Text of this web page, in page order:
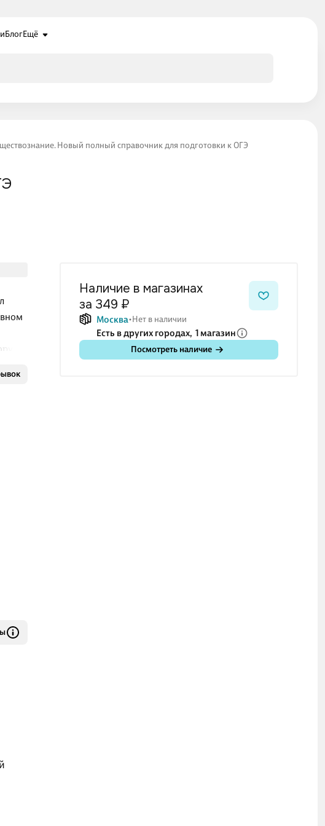
БлогЕщё
Новый полный справочник для подготовки к ОГЭ
Наличие в магазинах
за 349 ₽
Москва Нет в наличии
Есть в других городах, 1 магазин
Посмотреть наличие